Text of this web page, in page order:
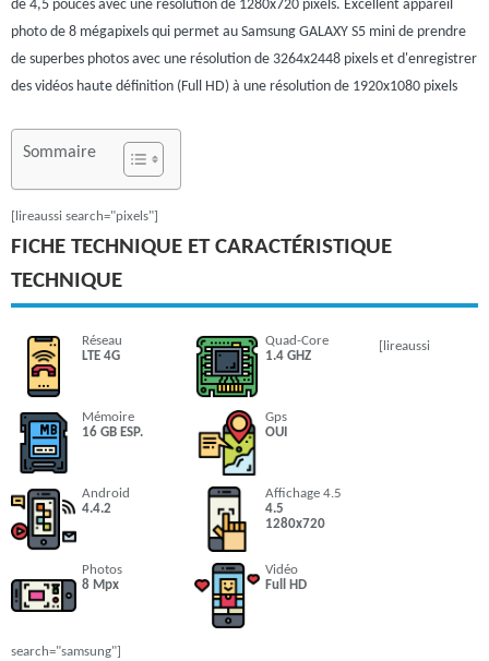
de 4,5 pouces avec une résolution de 1280x720 pixels. Excellent appareil
photo de 8 mégapixels qui permet au Samsung GALAXY S5 mini de prendre
de superbes photos avec une résolution de 3264x2448 pixels et d'enregistrer
des vidéos haute définition (Full HD) à une résolution de 1920x1080 pixels
Sommaire
[lireaussi search="pixels"]
FICHE TECHNIQUE ET CARACTÉRISTIQUE
TECHNIQUE
Réseau
LTE 4G
Quad-Core
1.4 GHZ
Mémoire
16 GB ESP.
Gps
OUI
Android
4.4.2
Affichage 4.5
4.5
1280x720
Photos
8 Mpx
Vidéo
Full HD
[lireaussi
search="samsung"]